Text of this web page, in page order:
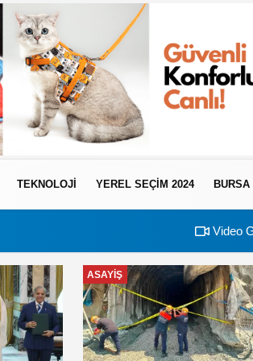
TEKNOLOJI YEREL SEÇİM 2024 BURSA
Video
ASAYIŞ